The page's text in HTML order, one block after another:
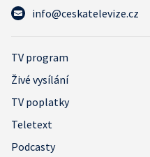
info@ceskatelevize.cz
TV program
Živé vysílání
TV poplatky
Teletext
Podcasty